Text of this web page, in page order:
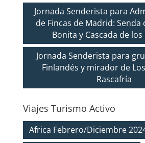
Jornada Senderista para
de Fincas de Madrid: Senda
Bonita y Cascada de
Jornada Senderista para
Finlandés y mirador de
Rascafría
Viajes Turismo Activo
Africa Febrero/Diciembre